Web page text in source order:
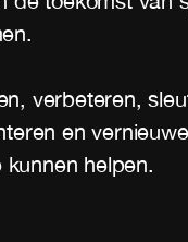
verbeteren,
en
helpen.